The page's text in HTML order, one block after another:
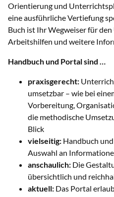
Orientierung und
eine ausführliche Vertiefung
Buch ist Ihr Wegweiser für
Arbeitshilfen und weitere
Handbuch und Portal sind …
praxisgerecht:
umsetzbar – wie bei
Vorbereitung,
die methodische
Blick
vielseitig: Handbuch
Auswahl an
anschaulich: Die
übersichtlich und
aktuell: Das Portal